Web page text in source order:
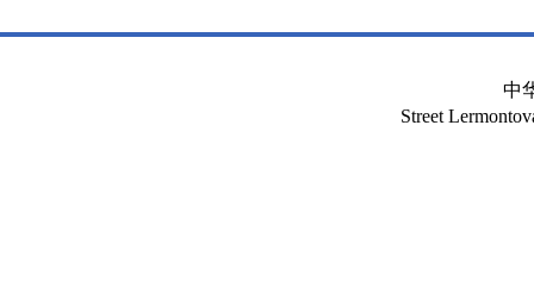
中
Street